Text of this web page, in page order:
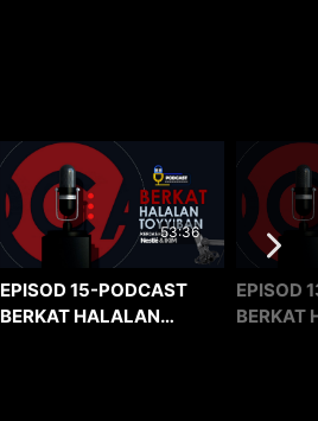
53:36
EPISOD 15-PODCAST
BERKAT HALALAN
EPISOD
BERKAT